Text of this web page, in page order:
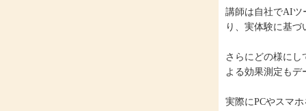
講師は自社でAIツ
り、実体験に基
さらにどの様にし
よる効果測定もデ
実際にPCやスマ